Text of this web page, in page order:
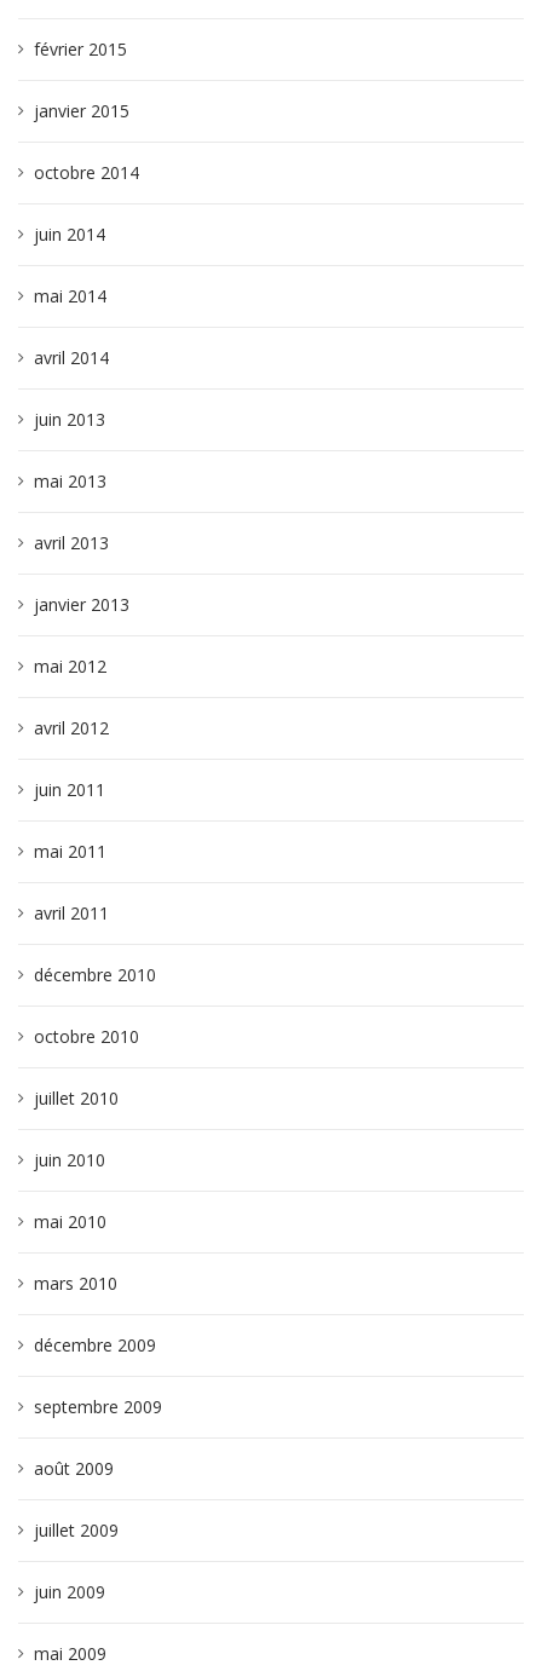
février 2015
janvier 2015
octobre 2014
juin 2014
mai 2014
avril 2014
juin 2013
mai 2013
avril 2013
janvier 2013
mai 2012
avril 2012
juin 2011
mai 2011
avril 2011
décembre 2010
octobre 2010
juillet 2010
juin 2010
mai 2010
mars 2010
décembre 2009
septembre 2009
août 2009
juillet 2009
juin 2009
mai 2009